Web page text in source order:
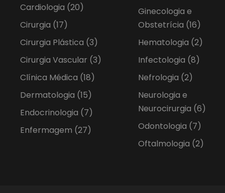
Cardiologia (20)
Cirurgia (17)
Cirurgia Plástica (3)
Cirurgia Vascular (3)
Clínica Médica (18)
Dermatologia (15)
Endocrinologia (7)
Enfermagem (27)
Ginecologia e
Obstetrícia (16)
Hematologia (2)
Infectologia (8)
Nefrologia (2)
Neurologia e
Neurocirurgia (6)
Odontologia (7)
Oftalmologia (2)